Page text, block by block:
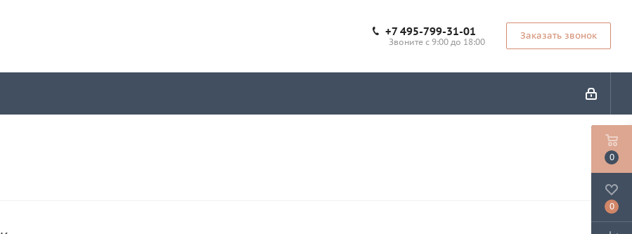
+7 495-799-31-01
Звоните с 9:00 до 18:00
Заказать звонок
0
0